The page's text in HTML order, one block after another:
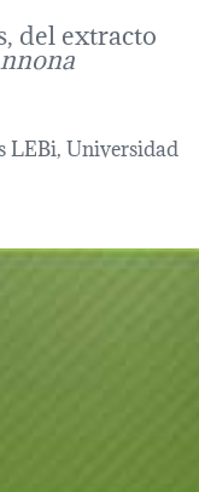
del extracto
LEBi, Universidad